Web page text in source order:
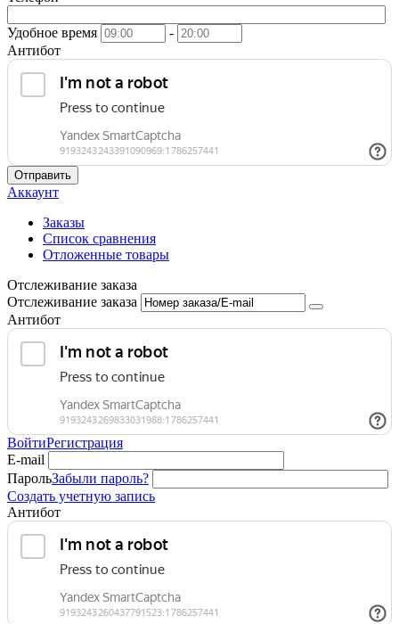
Удобное время
-
Антибот
Отправить
Аккаунт
Заказы
Список сравнения
Отложенные товары
Отслеживание заказа
Отслеживание заказа
Антибот
ВойтиРегистрация
E-mail
ПарольЗабыли пароль?
Создать учетную запись
Антибот